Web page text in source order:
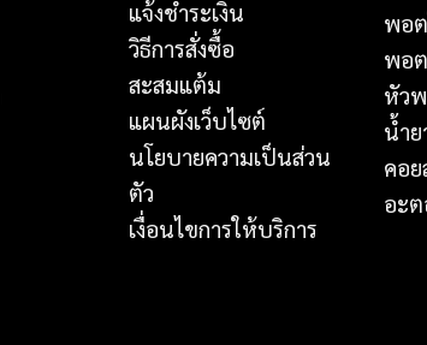
แจ้งชำระเงิน
วิธีการสั่งซื้อ
สะสมแต้ม
แผนผังเว็บไซต์
นโยบายความเป็นส่วน
ตัว
เงื่อนไขการให้บริการ
พอ
พอ
หัว
น้ำ
คอ
อะ